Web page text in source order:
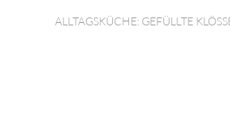
ALLTAGSKÜCHE: GEFÜLLTE KLÖSSE